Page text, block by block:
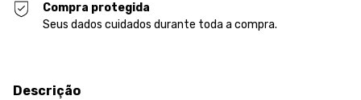
Compra protegida
Seus dados cuidados durante toda a compra.
Descrição